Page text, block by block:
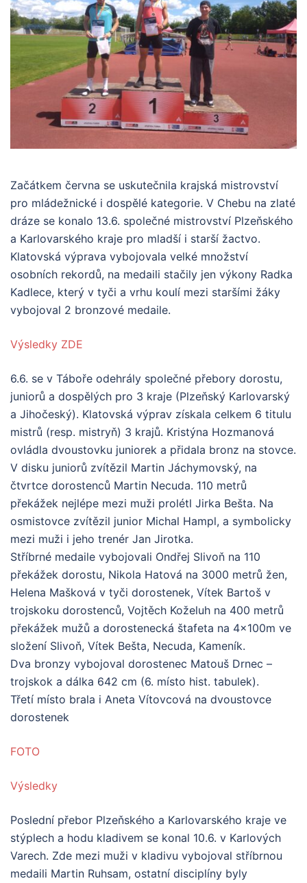
Začátkem června se uskutečnila krajská mistrovství
pro mládežnické i dospělé kategorie. V Chebu na zlaté
dráze se konalo 13.6. společné mistrovství Plzeňského
a Karlovarského kraje pro mladší i starší žactvo.
Klatovská výprava vybojovala velké množství
osobních rekordů, na medaili stačily jen výkony Radka
Kadlece, který v tyči a vrhu koulí mezi staršími žáky
vybojoval 2 bronzové medaile.
Výsledky ZDE
6.6. se v Táboře odehrály společné přebory dorostu,
juniorů a dospělých pro 3 kraje (Plzeňský Karlovarský
a Jihočeský). Klatovská výprav získala celkem 6 titulu
mistrů (resp. mistryň) 3 krajů. Kristýna Hozmanová
ovládla dvoustovku juniorek a přidala bronz na stovce.
V disku juniorů zvítězil Martin Jáchymovský, na
čtvrtce dorostenců Martin Necuda. 110 metrů
překážek nejlépe mezi muži prolétl Jirka Bešta. Na
osmistovce zvítězil junior Michal Hampl, a symbolicky
mezi muži i jeho trenér Jan Jirotka.
Stříbrné medaile vybojovali Ondřej Slivoň na 110
překážek dorostu, Nikola Hatová na 3000 metrů žen,
Helena Mašková v tyči dorostenek, Vítek Bartoš v
trojskoku dorostenců, Vojtěch Koželuh na 400 metrů
překážek mužů a dorostenecká štafeta na 4x100m ve
složení Slivoň, Vítek Bešta, Necuda, Kameník.
Dva bronzy vybojoval dorostenec Matouš Drnec –
trojskok a dálka 642 cm (6. místo hist. tabulek).
Třetí místo brala i Aneta Vítovcová na dvoustovce
dorostenek
FOTO
Výsledky
Poslední přebor Plzeňského a Karlovarského kraje ve
stýplech a hodu kladivem se konal 10.6. v Karlových
Varech. Zde mezi muži v kladivu vybojoval stříbrnou
medaili Martin Ruhsam, ostatní disciplíny byly